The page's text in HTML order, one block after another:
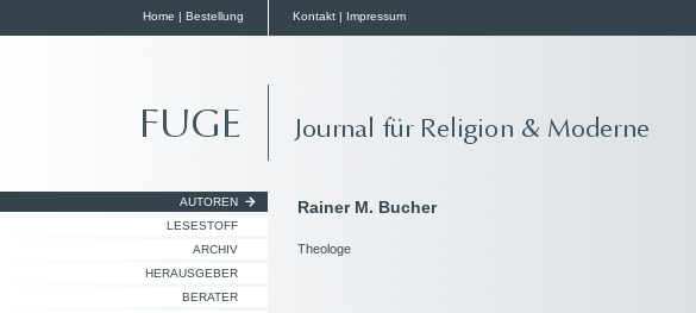
Home | Bestellung Kontakt | Impressum
AUTOREN
LESESTOFF
ARCHIV
HERAUSGEBER
BERATER
Rainer M. Bucher
Theologe